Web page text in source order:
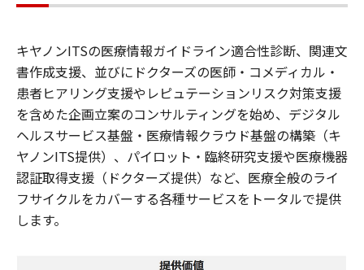
キヤノンITSの医療情報ガイドライン適合性診断、関連文
書作成支援、並びにドクターズの医師・コメディカル・
患者ヒアリング支援やレピュテーションリスク対策支援
を含めた企画立案のコンサルティングを始め、デジタル
ヘルスサービス基盤・医療情報クラウド基盤の構築（キ
ヤノンITS提供）、パイロット・臨終研究支援や医療機器
認証取得支援（ドクターズ提供）など、医療全般のライ
フサイクルをカバーする各種サービスをトータルで提供
します。